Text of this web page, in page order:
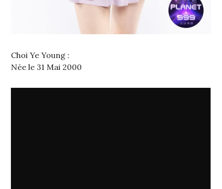
Choi Ye Young :
Née le 31 Mai 2000